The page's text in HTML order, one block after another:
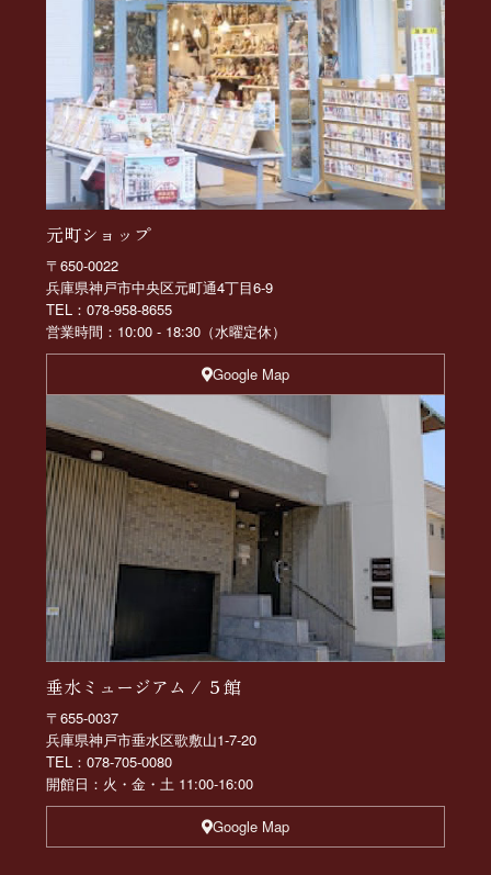
元町ショップ
〒650-0022
兵庫県神戸市中央区元町通4丁目6-9
TEL：078-958-8655
営業時間：10:00 - 18:30（水曜定休）
Google Map
垂水ミュージアム / ５館
〒655-0037
兵庫県神戸市垂水区歌敷山1-7-20
TEL：078-705-0080
開館日：火・金・土 11:00-16:00
Google Map